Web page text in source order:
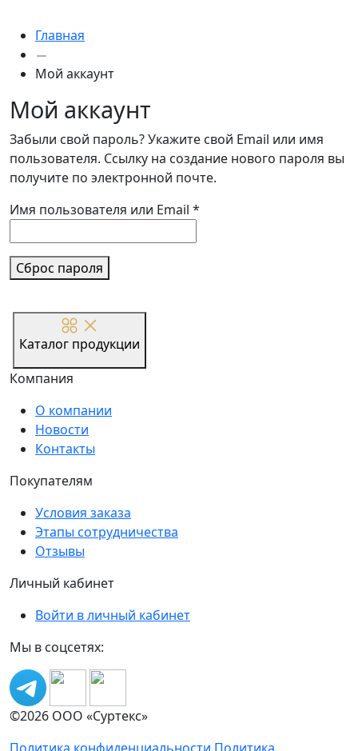
Главная
Мой аккаунт
Мой аккаунт
Забыли свой пароль? Укажите свой Email или имя
пользователя. Ссылку на создание нового пароля вы
получите по электронной почте.
Имя пользователя или Email *
Сброс пароля
Каталог продукции
Компания
О компании
Новости
Контакты
Покупателям
Условия заказа
Этапы сотрудничества
Отзывы
Личный кабинет
Войти в личный кабинет
Мы в соцсетях:
©2026 ООО «Суртекс»